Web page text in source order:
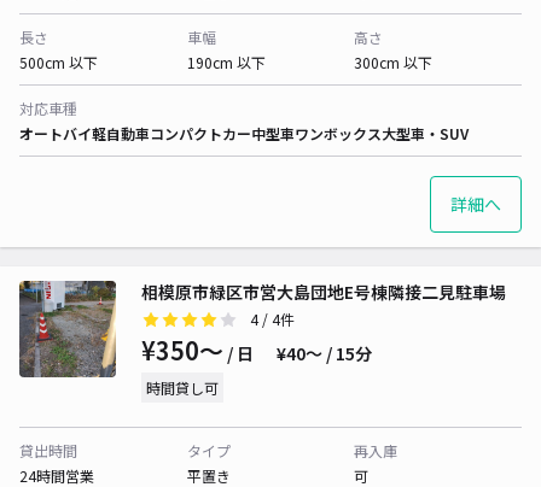
長さ
500cm 以下
車幅
190cm 以下
高さ
300cm 以下
対応車種
オートバイ軽自動車コンパクトカー中型車ワンボックス大型車・SUV
詳細へ
相模原市緑区市営大島団地E号棟隣接二見駐車場
4/ 4件
¥350〜 / 日 ¥40〜 / 15分
時間貸し可
貸出時間
24時間営業
タイプ
平置き
再入庫
可